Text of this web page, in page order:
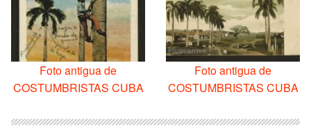
Foto antigua de
COSTUMBRISTAS CUBA
Foto antigua de
COSTUMBRISTAS CUBA